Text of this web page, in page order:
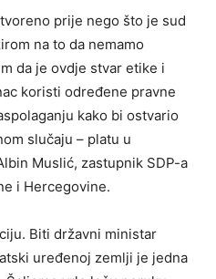
prije nego što je sud
na to da nemamo
da je ovdje stvar etike i
koristi određene pravne
kako bi ostvario
slučaju – platu u
Muslić, zastupnik SDP-a
i Hercegovine.
Biti državni ministar
uređenoj zemlji je jedna